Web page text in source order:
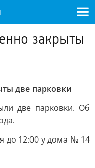
закрыты
две парковки
две парковки. Об
до 12:00 у дома № 14